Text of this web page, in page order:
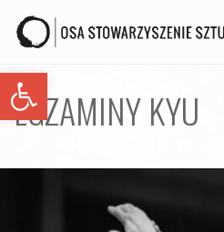
Open toolbar
STAŻE
GALERIA
EGZAMINY KYU